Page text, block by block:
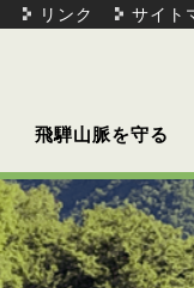
リンク サイト
飛騨山脈を守る